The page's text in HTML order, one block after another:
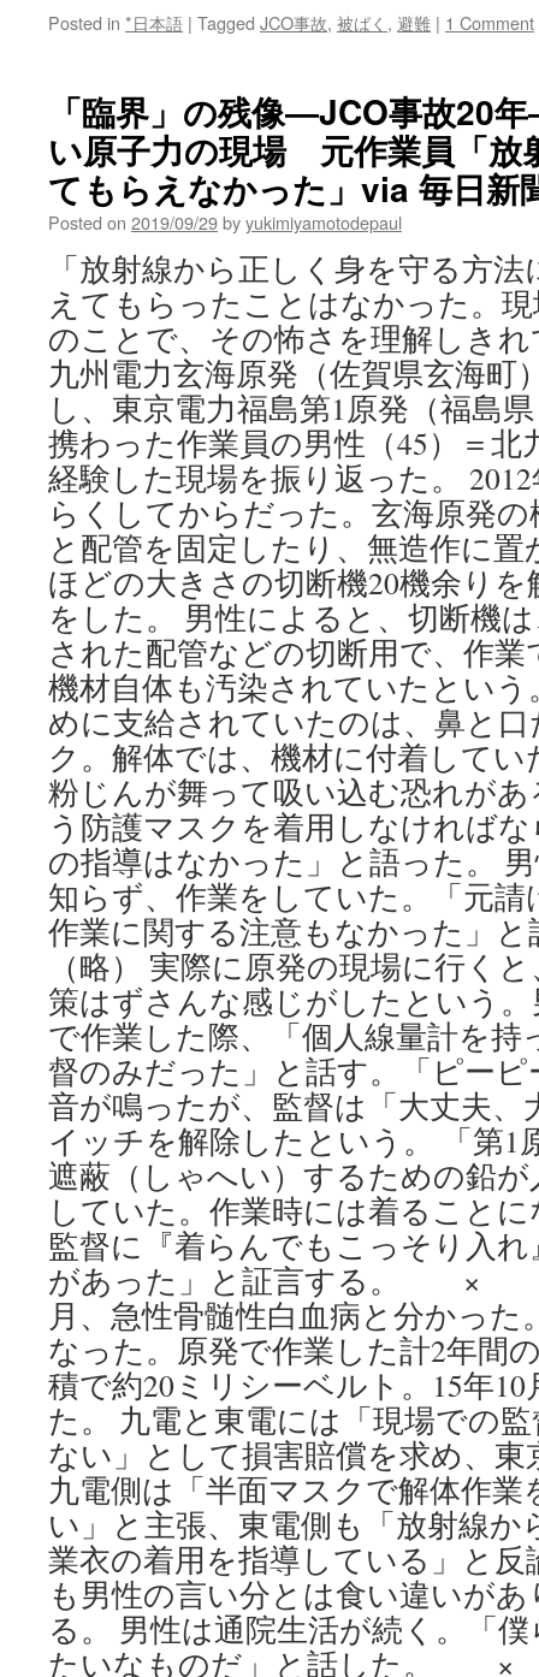
Posted in *日本語 | Tagged JCO事故, 被ばく , 避難 | 1 Comment
「臨界」の残像―JCO事故20
い原子力の現場 元作業員「
てもらえなかった」via 毎日新
Posted on 2019/09/29byyukimiyamotodepaul
「放射線から正しく身を守る方
えてもらったことはなかった。
のことで、その怖さを理解しき
九州電力玄海原発（佐賀県玄海町
し、東京電力福島第1原発（福島
携わった作業員の男性（45）＝北
経験した現場を振り返った。
らくしてからだった。玄海原発
と配管を固定したり、無造作に
ほどの大きさの切断機20機余り
をした。 男性によると、切断機
された配管などの切断用で、作
機材自体も汚染されていたとい
めに支給されていたのは、鼻と
ク。解体では、機材に付着して
粉じんが舞って吸い込む恐れが
う防護マスクを着用しなければ
の指導はなかった」と語った。
知らず、作業をしていた。「元
作業に関する注意もなかっ
（略） 実際に原発の現場に行く
策はずさんな感じがしたという
で作業した際、「個人線量計を
督のみだった」と話す。「ピー
音が鳴ったが、監督は「大丈夫、
イッチを解除したという。 「第1
遮蔽（しゃへい）するための鉛
していた。作業時には着ること
監督に『着らんでもこっそり入
があった」と証言する。 ×
月、急性骨髄性白血病と分かっ
なった。原発で作業した計2年間
積で約20ミリシーベルト。15年
た。 九電と東電には「現場での
ない」として損害賠償を求め、
九電側は「半面マスクで解体作
い」と主張、東電側も「放射線
業衣の着用を指導している」と
も男性の言い分とは食い違いが
る。 男性は通院生活が続く。「
たいなものだ」と話した。